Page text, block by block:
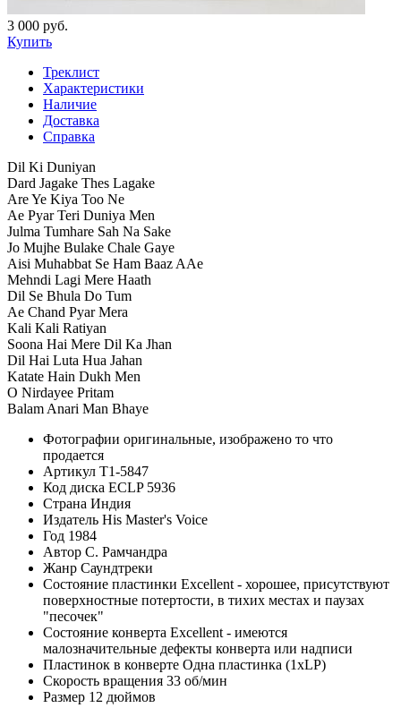
3 000 руб.
Купить
Треклист
Характеристики
Наличие
Доставка
Справка
Dil Ki Duniyan
Dard Jagake Thes Lagake
Are Ye Kiya Too Ne
Ae Pyar Teri Duniya Men
Julma Tumhare Sah Na Sake
Jo Mujhe Bulake Chale Gaye
Aisi Muhabbat Se Ham Baaz AAe
Mehndi Lagi Mere Haath
Dil Se Bhula Do Tum
Ae Chand Pyar Mera
Kali Kali Ratiyan
Soona Hai Mere Dil Ka Jhan
Dil Hai Luta Hua Jahan
Katate Hain Dukh Men
O Nirdayee Pritam
Balam Anari Man Bhaye
Фотографии оригинальные, изображено то что
продается
Артикул T1-5847
Код диска ECLP 5936
Страна Индия
Издатель His Master's Voice
Год 1984
Автор С. Рамчандра
Жанр Саундтреки
Состояние пластинки Excellent - хорошее, присутствуют
поверхностные потертости, в тихих местах и паузах
"песочек"
Состояние конверта Excellent - имеются
малозначительные дефекты конверта или надписи
Пластинок в конверте Одна пластинка (1xLP)
Скорость вращения 33 об/мин
Размер 12 дюймов